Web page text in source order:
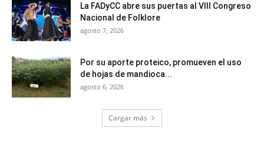
La FADyCC abre sus puertas al VIII Congreso
Nacional de Folklore
agosto 7, 2026
Por su aporte proteico, promueven el uso
de hojas de mandioca...
agosto 6, 2026
Cargar más